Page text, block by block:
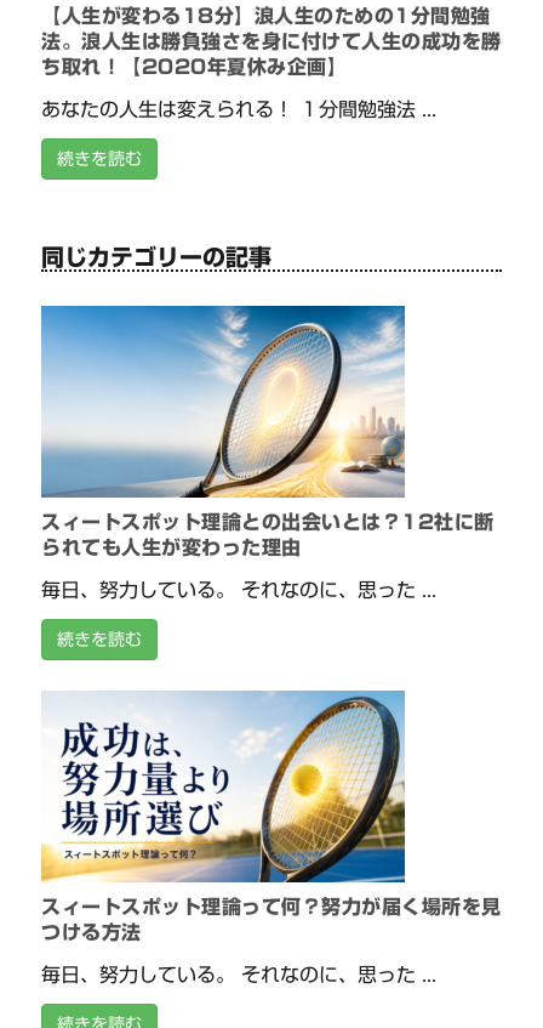
【人生が変わる18分】浪人生のための1分間勉強
法。浪人生は勝負強さを身に付けて人生の成功を勝
ち取れ！【2020年夏休み企画】
あなたの人生は変えられる！ １分間勉強法 ...
続きを読む
同じカテゴリーの記事
スィートスポット理論との出会いとは？12社に断
られても人生が変わった理由
毎日、努力している。 それなのに、思った ...
続きを読む
スィートスポット理論って何？努力が届く場所を見
つける方法
毎日、努力している。 それなのに、思った ...
続きを読む